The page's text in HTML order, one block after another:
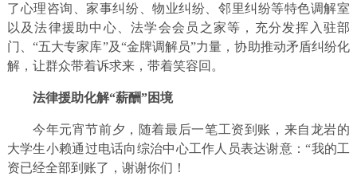
了心理咨询、家事纠纷、物业纠纷、邻里纠纷等特色调解室
以及法律援助中心、法学会会员之家等，充分发挥入驻部
门、“五大专家库”及“金牌调解员”力量，协助推动矛盾纠纷化
解，让群众带着诉求来，带着笑容回。
法律援助化解“薪酬”困境
今年元宵节前夕，随着最后一笔工资到账，来自龙岩的
大学生小赖通过电话向综治中心工作人员表达谢意：“我的工
资已经全部到账了，谢谢你们！